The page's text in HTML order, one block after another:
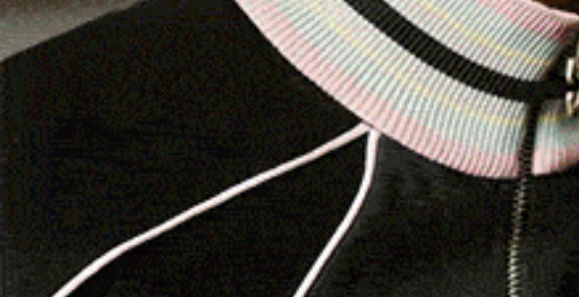
segnato tre reti contro una sola degli ospiti (diBaldesu rigore) e così i
ed agganciati a quota 24 proprio dai teresini, in un campionato che si sta
ed altrettanto livellato come valori, nel quale ogni turno può riservare
formazioni, sia nella alte sfere che nelle retrovie della classifica.
, pareggio interno per 2-2 dell’Ozieresecol Thiesi
l’Atletico Bono,
stavolta sul campo del Bosa.I canarini, che nella
importanti assenze, in men che non si dica sono andati sotto di due gol,
Battore Apeddu(eurogol, il suo, da calcio d’angolo) hanno pareggiato il
anche provato a fare altri gol e prendersi i tre punti, che però non sono
finale. I goceanini dell’Atletico, invece, registrano l’ennesima sconfitta (la
campionato) e, con soli 11 punti nel carniere, languono in penultima